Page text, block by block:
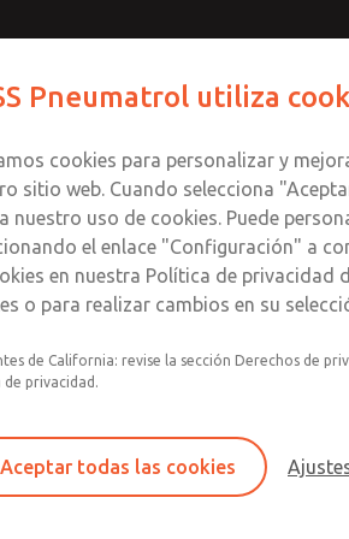
o 5/3, piloto interno
Válvula solenoide
Válvula solenoide
La válvula se
Material del
Pneumatrol utiliza
cookies para personalizar y
sitio web. Cuando selecciona
nuestro uso de cookies. Puede
el enlace "Configuración" a
en nuestra Política de privacidad
o para realizar cambios en su
de California: revise la sección Derechos de
de privacidad.
Aceptar todas las cookies